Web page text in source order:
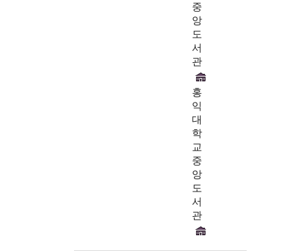
중
앙
도
서
관
홍
익
대
학
교
중
앙
도
서
관